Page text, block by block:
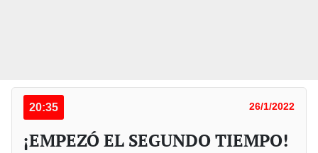
20:35 26/1/2022
¡EMPEZÓ EL SEGUNDO TIEMPO!